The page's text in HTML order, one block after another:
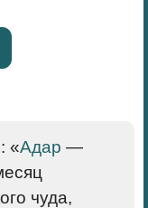
«Адар —
чуда,